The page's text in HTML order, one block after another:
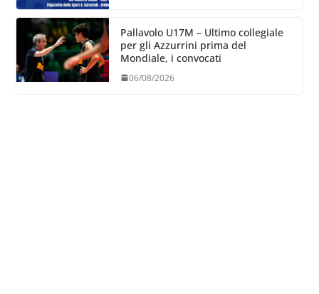
Pallavolo U17M – Ultimo collegiale
per gli Azzurrini prima del
Mondiale, i convocati
06/08/2026